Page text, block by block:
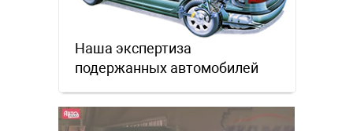
Наша экспертиза
подержанных автомобилей